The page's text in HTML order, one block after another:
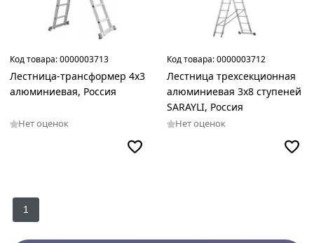
производства
Россия
Max
рабочая
нагрузка
Код товара:0000003713
Лестница-трансформер 4x3
алюминиевая, Россия
Нет оценок
Код товара:0000003712
Лестница трехсекционная
алюминиевая 3х8 ступеней
SARAYLI, Россия
Нет оценок
1